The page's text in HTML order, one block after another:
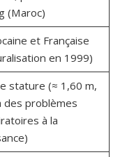
(Maroc)
et Française
en 1999)
stature (≈ 1,60 m,
des problèmes
à la